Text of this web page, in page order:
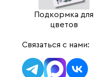
Подкормка для
цветов
Связаться с нами: